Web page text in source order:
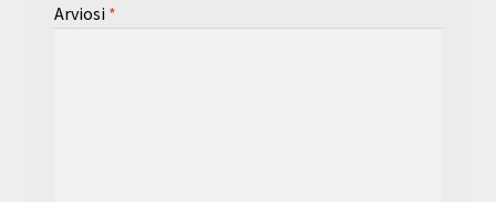
Arviosi *